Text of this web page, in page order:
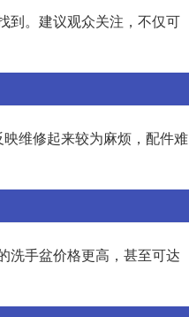
到。建议观众关注，不仅可
维修起来较为麻烦，配件难
洗手盆价格更高，甚至可达